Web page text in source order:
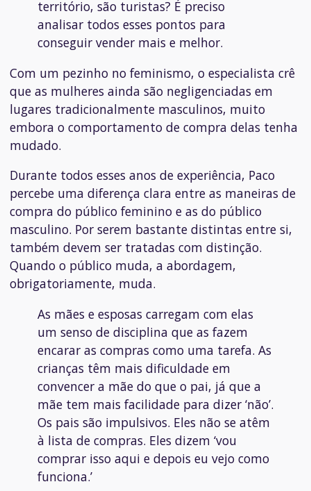
território, são turistas? É preciso
analisar todos esses pontos para
conseguir vender mais e melhor.
Com um pezinho no feminismo, o especialista crê
que as mulheres ainda são negligenciadas em
lugares tradicionalmente masculinos, muito
embora o comportamento de compra delas tenha
mudado.
Durante todos esses anos de experiência, Paco
percebe uma diferença clara entre as maneiras de
compra do público feminino e as do público
masculino. Por serem bastante distintas entre si,
também devem ser tratadas com distinção.
Quando o público muda, a abordagem,
obrigatoriamente, muda.
As mães e esposas carregam com elas
um senso de disciplina que as fazem
encarar as compras como uma tarefa. As
crianças têm mais dificuldade em
convencer a mãe do que o pai, já que a
mãe tem mais facilidade para dizer ‘não’.
Os pais são impulsivos. Eles não se atêm
à lista de compras. Eles dizem ‘vou
comprar isso aqui e depois eu vejo como
funciona.’